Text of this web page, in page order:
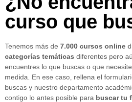
curso que
Tenemos más de 7.000 cursos online
categorías temáticas diferentes pero
encuentres lo que buscas o que
medida. En ese caso, rellena el
buscas y nuestro departamento
contigo lo antes posible para buscar tu